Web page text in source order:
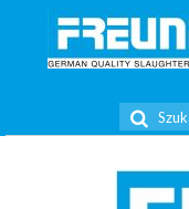
Szuklaj
w: